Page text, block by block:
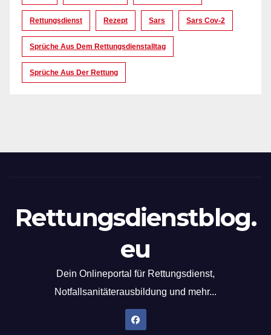
Rettungsdienst Rezept Sars Sars Cov-2
Sprüche Aus Dem Rettungsdienstalltag
Sprüche Aus Der Rettung
Rettungsdienstblog.
eu
Dein Onlineportal für Rettungsdienst,
Notfallsanitäterausbildung und mehr...